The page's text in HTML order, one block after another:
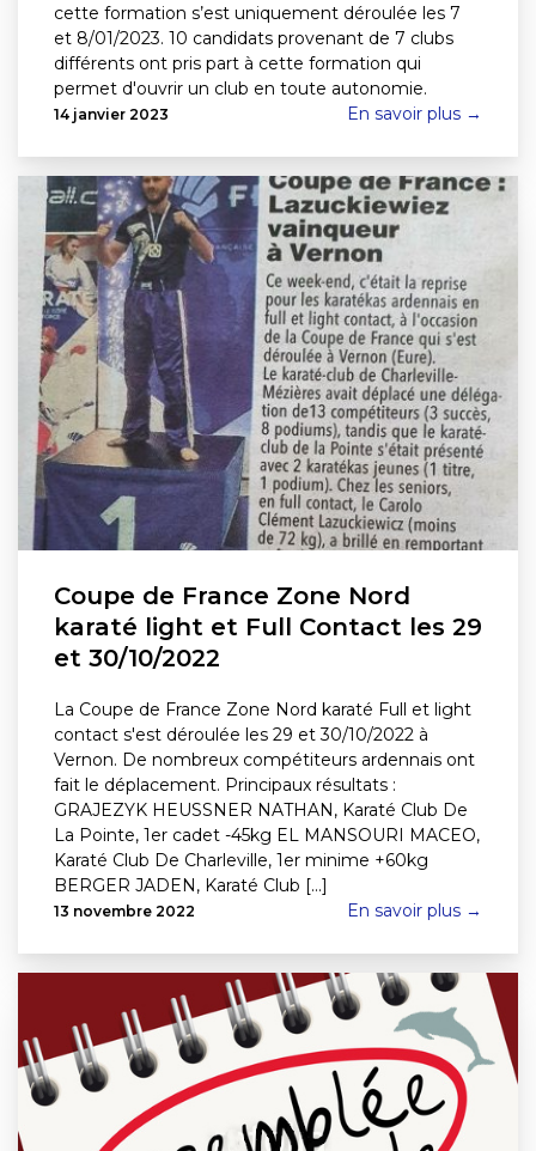
cette formation s’est uniquement déroulée les 7
et 8/01/2023. 10 candidats provenant de 7 clubs
différents ont pris part à cette formation qui
permet d'ouvrir un club en toute autonomie.
14 janvier 2023 En savoir plus →
Coupe de France Zone Nord
karaté light et Full Contact les 29
et 30/10/2022
La Coupe de France Zone Nord karaté Full et light
contact s'est déroulée les 29 et 30/10/2022 à
Vernon. De nombreux compétiteurs ardennais ont
fait le déplacement. Principaux résultats :
GRAJEZYK HEUSSNER NATHAN, Karaté Club De
La Pointe, 1er cadet -45kg EL MANSOURI MACEO,
Karaté Club De Charleville, 1er minime +60kg
BERGER JADEN, Karaté Club [...]
13 novembre 2022 En savoir plus →